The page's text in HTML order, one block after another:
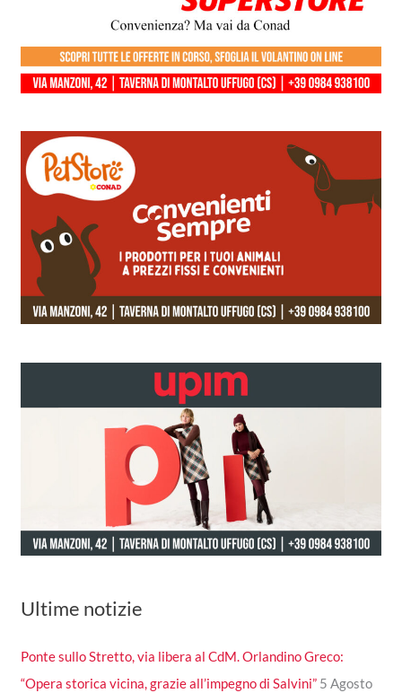
Ultime notizie
Ponte sullo Stretto, via libera al CdM. Orlandino Greco:
“Opera storica vicina, grazie all’impegno di Salvini” 5 Agosto